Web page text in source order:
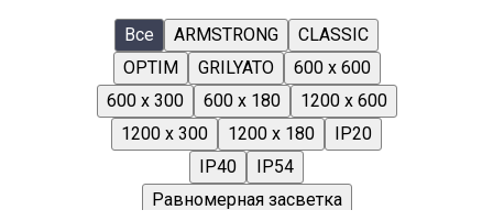
Все ARMSTRONG
CLASSIC
OPTIM
GRILYATO
600 x 600
600 x 300
600 x 180
1200 x 600
1200 x 300
1200 x 180
IP20
IP40
IP54
Равномерная засветка